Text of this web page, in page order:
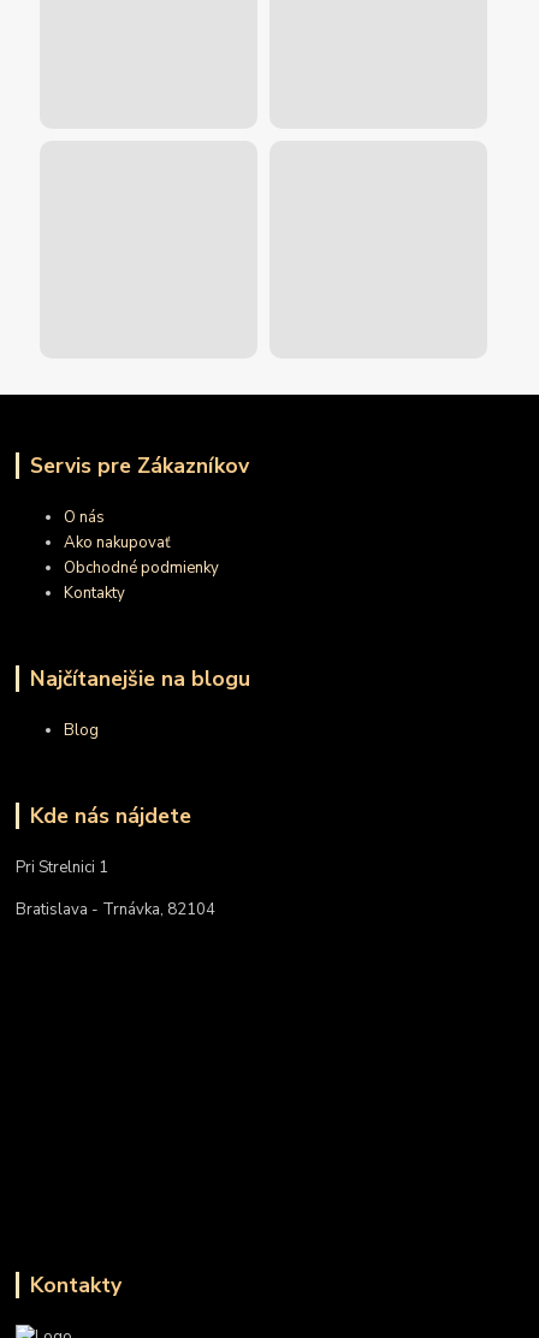
Servis pre Zákazníkov
O nás
Ako nakupovať
Obchodné podmienky
Kontakty
Najčítanejšie na blogu
Blog
Kde nás nájdete
Pri Strelnici 1
Bratislava - Trnávka, 82104
Kontakty